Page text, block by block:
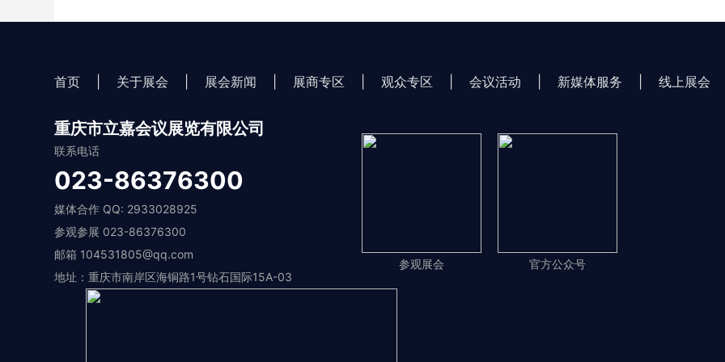
首页 关于展会 展会新闻 展商专区 观众专区 会议活动 新媒体服务 线上展会
重庆市立嘉会议展览有限公司
联系电话
023-86376300
媒体合作 QQ: 2933028925
参观参展 023-86376300
邮箱 104531805@qq.com
地址：重庆市南岸区海铜路1号钻石国际15A-03
参观展会 官方公众号